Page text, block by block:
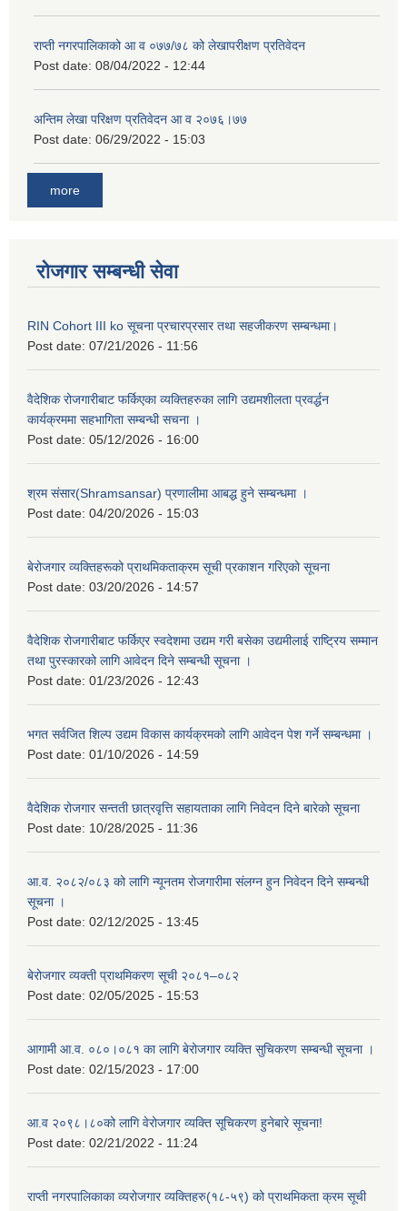
राप्ती नगरपालिकाको आ व ०७७/७८ को लेखापरीक्षण प्रतिवेदन
Post date: 08/04/2022 - 12:44
अन्तिम लेखा परिक्षण प्रतिवेदन आ व २०७६।७७
Post date: 06/29/2022 - 15:03
more
रोजगार सम्बन्धी सेवा
RIN Cohort III ko सूचना प्रचारप्रसार तथा सहजीकरण सम्बन्धमा।
Post date: 07/21/2026 - 11:56
वैदेशिक रोजगारीबाट फर्किएका व्यक्तिहरुका लागि उद्यमशीलता प्रवर्द्धन
कार्यक्रममा सहभागिता सम्बन्धी सचना ।
Post date: 05/12/2026 - 16:00
श्रम संसार(Shramsansar) प्रणालीमा आबद्ध हुने सम्बन्धमा ।
Post date: 04/20/2026 - 15:03
बेरोजगार व्यक्तिहरूको प्राथमिकताक्रम सूची प्रकाशन गरिएको सूचना
Post date: 03/20/2026 - 14:57
वैदेशिक रोजगारीबाट फर्किएर स्वदेशमा उद्यम गरी बसेका उद्यमीलाई राष्ट्रिय सम्मान
तथा पुरस्कारको लागि आवेदन दिने सम्बन्धी सूचना ।
Post date: 01/23/2026 - 12:43
भगत सर्वजित शिल्प उद्यम विकास कार्यक्रमको लागि आवेदन पेश गर्ने सम्बन्धमा ।
Post date: 01/10/2026 - 14:59
वैदेशिक रोजगार सन्तती छात्रवृत्ति सहायताका लागि निवेदन दिने बारेको सूचना
Post date: 10/28/2025 - 11:36
आ.व. २०८२/०८३ को लागि न्यूनतम रोजगारीमा संलग्न हुन निवेदन दिने सम्बन्धी
सूचना ।
Post date: 02/12/2025 - 13:45
बेरोजगार व्यक्ती प्राथमिकरण सूची २०८१–०८२
Post date: 02/05/2025 - 15:53
आगामी आ.व. ०८०।०८१ का लागि बेरोजगार व्यक्ति सुचिकरण सम्बन्धी सूचना ।
Post date: 02/15/2023 - 17:00
आ.व २०९८।८०को लागि वेरोजगार व्यक्ति सूचिकरण हुनेबारे सूचना!
Post date: 02/21/2022 - 11:24
राप्ती नगरपालिकाका व्यरोजगार व्यक्तिहरु(१८-५९) को प्राथमिकता क्रम सूची